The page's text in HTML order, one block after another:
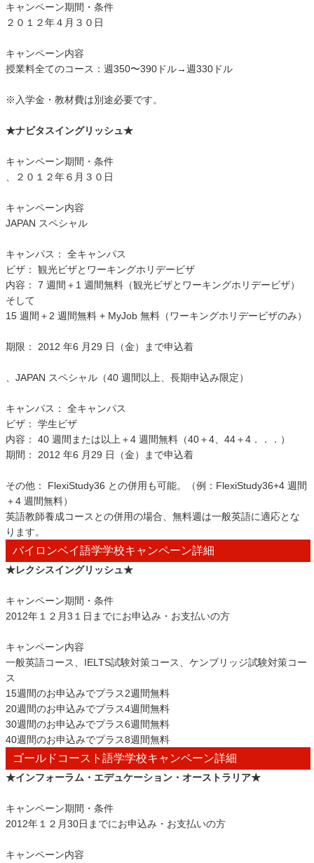
キャンペーン期間・条件
２０１２年４月３０日
キャンペーン内容
授業料全てのコース：週350〜390ドル→週330ドル
※入学金・教材費は別途必要です。
★ナビタスイングリッシュ★
キャンペーン期間・条件
、２０１２年６月３０日
キャンペーン内容
JAPAN スペシャル
キャンパス： 全キャンパス
ビザ： 観光ビザとワーキングホリデービザ
内容： 7 週間＋1 週間無料（観光ビザとワーキングホリデービザ）
そして
15 週間＋2 週間無料 + MyJob 無料（ワーキングホリデービザのみ）
期限： 2012 年6 月29 日（金）まで申込着
、JAPAN スペシャル（40 週間以上、長期申込み限定）
キャンパス： 全キャンパス
ビザ： 学生ビザ
内容： 40 週間または以上＋4 週間無料（40＋4、44＋4．．．）
期間： 2012 年6 月29 日（金）まで申込着
その他： FlexiStudy36 との併用も可能。（例：FlexiStudy36+4 週間
＋4 週間無料）
英語教師養成コースとの併用の場合、無料週は一般英語に適応とな
ります。
バイロンベイ語学学校キャンペーン詳細
★レクシスイングリッシュ★
キャンペーン期間・条件
2012年１２月3１日までにお申込み・お支払いの方
キャンペーン内容
一般英語コース、IELTS試験対策コース、ケンブリッジ試験対策コー
ス
15週間のお申込みでプラス2週間無料
20週間のお申込みでプラス4週間無料
30週間のお申込みでプラス6週間無料
40週間のお申込みでプラス8週間無料
ゴールドコースト語学学校キャンペーン詳細
★インフォーラム・エデュケーション・オーストラリア★
キャンペーン期間・条件
2012年１２月30日までにお申込み・お支払いの方
キャンペーン内容